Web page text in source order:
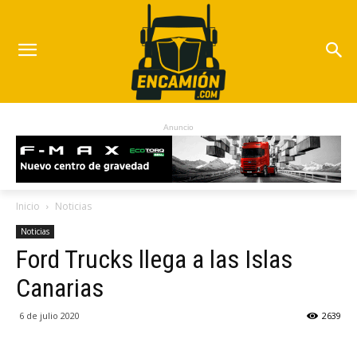
Anuncio
Inicio Noticias
Noticias
Ford Trucks llega a las Islas
Canarias
6 de julio 2020 2639